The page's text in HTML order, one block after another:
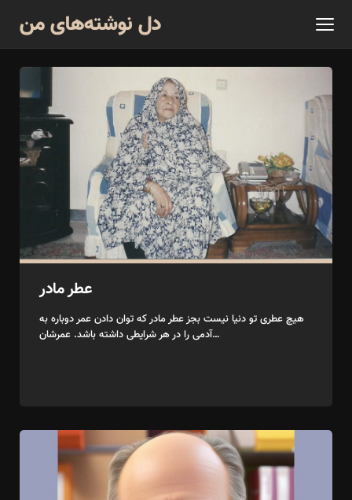
دل نوشته‌های من
عطر مادر
هیچ عطری تو دنیا نیست بجز عطر مادر که توان دادن عمر دوباره به
آدمی را در هر شرایطی داشته باشد. عمرشان…